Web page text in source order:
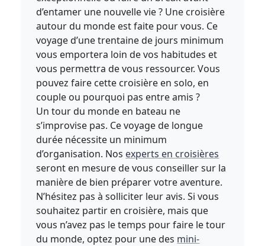
d’entamer une nouvelle vie ? Une croisière
autour du monde est faite pour vous. Ce
voyage d’une trentaine de jours minimum
vous emportera loin de vos habitudes et
vous permettra de vous ressourcer. Vous
pouvez faire cette croisière en solo, en
couple ou pourquoi pas entre amis ?
Un tour du monde en bateau ne
s’improvise pas. Ce voyage de longue
durée nécessite un minimum
d’organisation. Nos experts en croisières
seront en mesure de vous conseiller sur la
manière de bien préparer votre aventure.
N’hésitez pas à solliciter leur avis. Si vous
souhaitez partir en croisière, mais que
vous n’avez pas le temps pour faire le tour
du monde, optez pour une des mini-